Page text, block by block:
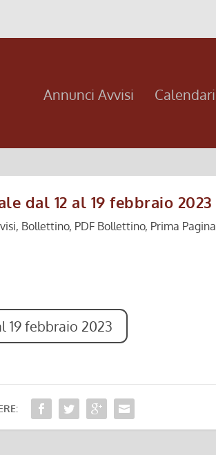
Annunci Avvisi Calendari
dal 12 al 19 febbraio 2023
, Bollettino, PDF Bollettino, Prima Pagina
19 febbraio 2023